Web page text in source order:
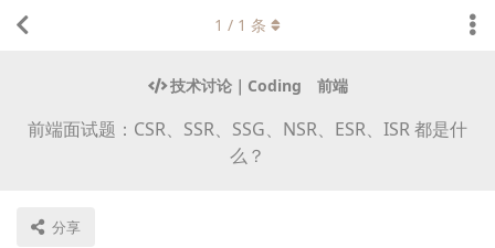
技术讨论｜Coding 前端
前端面试题：CSR、SSR、SSG、NSR、ESR、ISR 都是什
么？
分享
1 / 1 条